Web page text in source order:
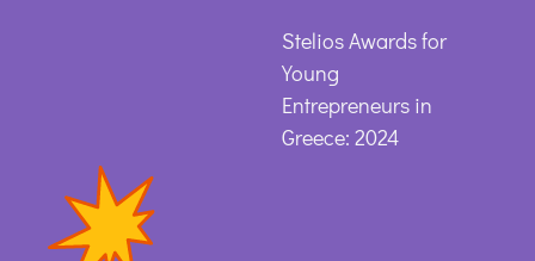
Stelios Awards for
Young
Entrepreneurs in
Greece: 2024